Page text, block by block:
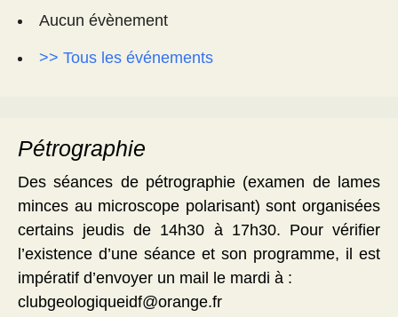
Aucun évènement
>> Tous les événements
Pétrographie
Des séances de pétrographie (examen de lames
minces au microscope polarisant) sont organisées
certains jeudis de 14h30 à 17h30. Pour vérifier
l’existence d’une séance et son programme, il est
impératif d’envoyer un mail le mardi à :
clubgeologiqueidf@orange.fr